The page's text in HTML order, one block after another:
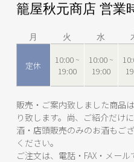
籠屋秋元商店 営業
月 火 水
定休
10:00 ~
19:00
10:00 ~
19:00
販売・ご案内致しました商品
り致します。尚、ご紹介だけ
酒・店頭販売のみのお酒もご
ください。
ご注文は、電話・FAX・メール